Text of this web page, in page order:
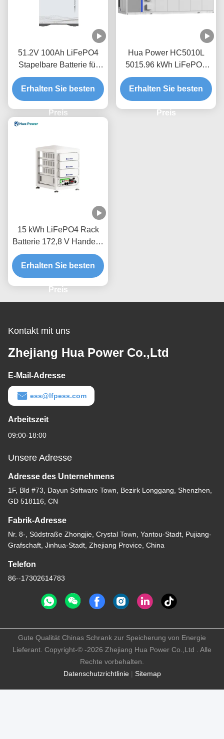
51.2V 100Ah LiFePO4
Stapelbare Batterie für
die Energiespeicherung
zu Hause
Erhalten Sie besten
Preis
Hua Power HC5010L
5015.96 kWh LiFePO4
Flüssigkühlenergie
speichersystem
Erhalten Sie besten
Preis
15 kWh LiFePO4 Rack
Batterie 172,8 V Handels-
ESS für Zuhause und
Büro
Erhalten Sie besten
Preis
Kontakt mit uns
Zhejiang Hua Power Co.,Ltd
E-Mail-Adresse
ess@lfpess.com
Arbeitszeit
09:00-18:00
Unsere Adresse
Adresse des Unternehmens
1F, Bld #73, Dayun Software Town, Bezirk Longgang, Shenzhen,
GD 518116, CN
Fabrik-Adresse
Nr. 8-, Südstraße Zhongjie, Crystal Town, Yantou-Stadt, Pujiang-
Grafschaft, Jinhua-Stadt, Zhejiang Provice, China
Telefon
86--17302614783
Datenschutzrichtlinie| Sitemap
Gute Qualität Chinas Schrank zur Speicherung von Energie
Lieferant. Copyright-© -2026 Zhejiang Hua Power Co.,Ltd . Alle
Rechte vorbehalten.